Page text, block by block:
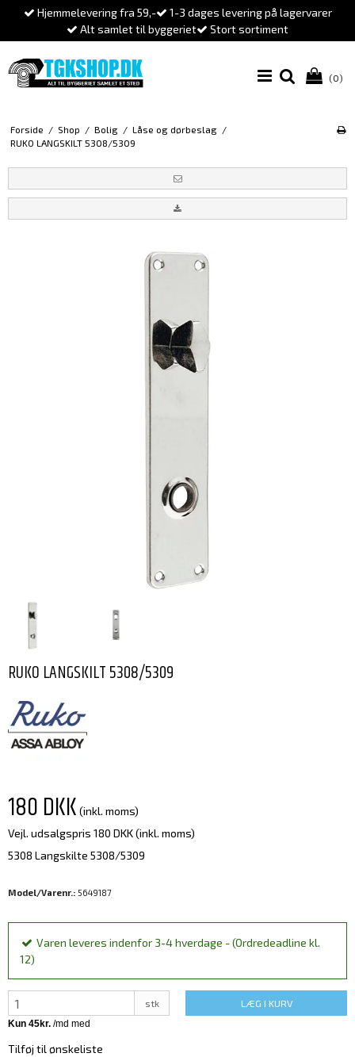
Hjemmelevering fra 59,-
1-3 dages levering på lagervarer
Alt samlet til byggeriet
Stort sortiment
(0)
Forside / Shop / Bolig / Låse og dørbeslag /
RUKO LANGSKILT 5308/5309
RUKO LANGSKILT 5308/5309
180 DKK (inkl. moms)
Vejl. udsalgspris 180 DKK(inkl. moms)
5308 Langskilte 5308/5309
Model/Varenr.: 5649187
Varen leveres indenfor 3-4 hverdage - (Ordredeadline kl.
12)
stk LÆG I KURV
Tilføj til ønskeliste